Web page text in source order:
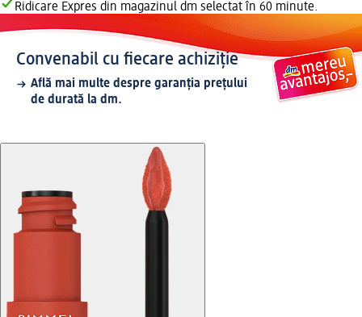
Ridicare Expres din magazinul dm selectat în 60 minute.
Convenabil cu fiecare achiziție
Află mai multe despre garanția prețului
de durată la dm.